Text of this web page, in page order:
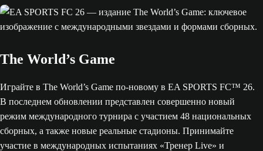
The World’s Game
Играйте в The World’s Game по-новому в EA SPORTS FC™ 26.
В последнем обновлении представлен совершенно новый
режим международного турнира с участием 48 национальных
сборных, а также новые реальные стадионы. Принимайте
участие в международных испытаниях «Тренер Live» и